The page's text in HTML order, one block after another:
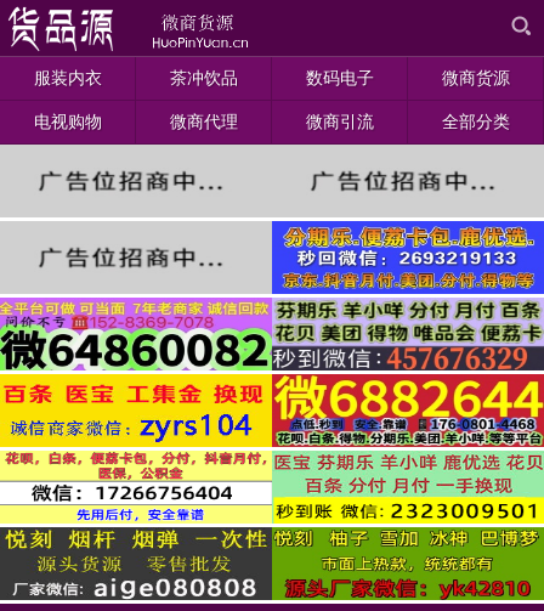
服装内衣 茶冲饮品 数码电子 微商货源
电视购物 微商代理 微商引流 全部分类